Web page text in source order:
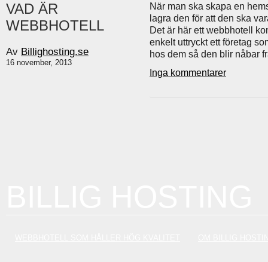
VAD ÄR
WEBBHOTELL
Av Billighosting.se
16 november, 2013
När man ska skapa en
lagra den för att den ska
Det är här ett webbhotell
enkelt uttryckt ett företag
hos dem så den blir nåbar
Inga kommentarer